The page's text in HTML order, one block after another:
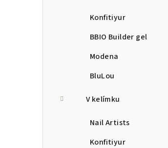
Konfitiyur
BBIO Builder gel
Modena
BluLou
V kelímku
Nail Artists
Konfitiyur